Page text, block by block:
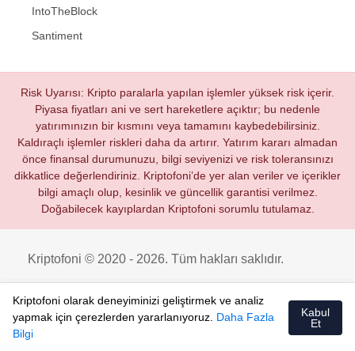
IntoTheBlock
Santiment
Risk Uyarısı: Kripto paralarla yapılan işlemler yüksek risk içerir.
Piyasa fiyatları ani ve sert hareketlere açıktır; bu nedenle
yatırımınızın bir kısmını veya tamamını kaybedebilirsiniz.
Kaldıraçlı işlemler riskleri daha da artırır. Yatırım kararı almadan
önce finansal durumunuzu, bilgi seviyenizi ve risk toleransınızı
dikkatlice değerlendiriniz. Kriptofoni’de yer alan veriler ve içerikler
bilgi amaçlı olup, kesinlik ve güncellik garantisi verilmez.
Doğabilecek kayıplardan Kriptofoni sorumlu tutulamaz.
Kriptofoni © 2020 - 2026. Tüm hakları saklıdır.
Kriptofoni olarak deneyiminizi geliştirmek ve analiz
yapmak için çerezlerden yararlanıyoruz. Daha Fazla
Bilgi
Kabul
Et